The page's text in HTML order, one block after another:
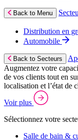
Back to Menu
Distribution en
Automobile
Back to Secteurs
Augmentez votre
de vos clients tout en
localisation et l’état de
Voir plus
Sélectionnez votre
Salle de bain &